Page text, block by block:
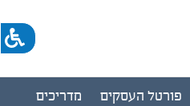
מדריכים פורטל העסקים